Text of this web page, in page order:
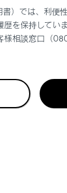
書）では、利便
歴を保持してい
様相談窓口（